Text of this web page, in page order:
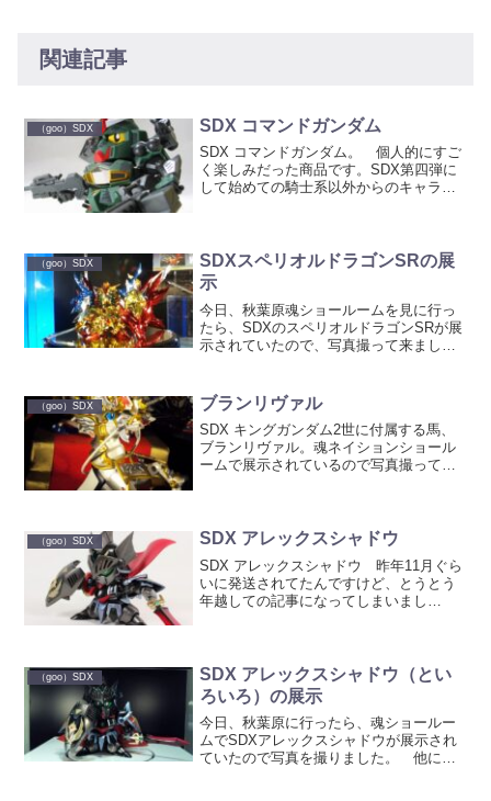
関連記事
（goo）SDX SDX コマンドガンダム
SDX コマンドガンダム。 個人的にすご
く楽しみだった商品です。SDX第四弾に
して始めての騎士系以外からのキャラク
ことが出来ます。 ...
（goo）SDX
SDXスペリオルドラゴンSRの展
示
今日、秋葉原魂ショールームを見に行っ
たら、SDXのスペリオルドラゴンSRが展
示されていたので、写真撮って来まし
行っても置いてなかったので、今日やっ
と見れました。今回はエ...
（goo）SDX ブランリヴァル
SDX キングガンダム2世に付属する馬、
ブランリヴァル。魂ネイションショール
ームで展示されているので写真撮って来
ングガンダムは以前か...
（goo）SDX SDX アレックスシャドウ
SDX アレックスシャドウ 昨年11月ぐら
いに発送されてたんですけど、とうとう
年越しての記事になってしまいまし
のカラーリングを黒...
（goo）SDX
SDX アレックスシャドウ（とい
ろいろ）の展示
今日、秋葉原に行ったら、魂ショールー
ムでSDXアレックスシャドウが展示され
ていたので写真を撮りました。 他にも